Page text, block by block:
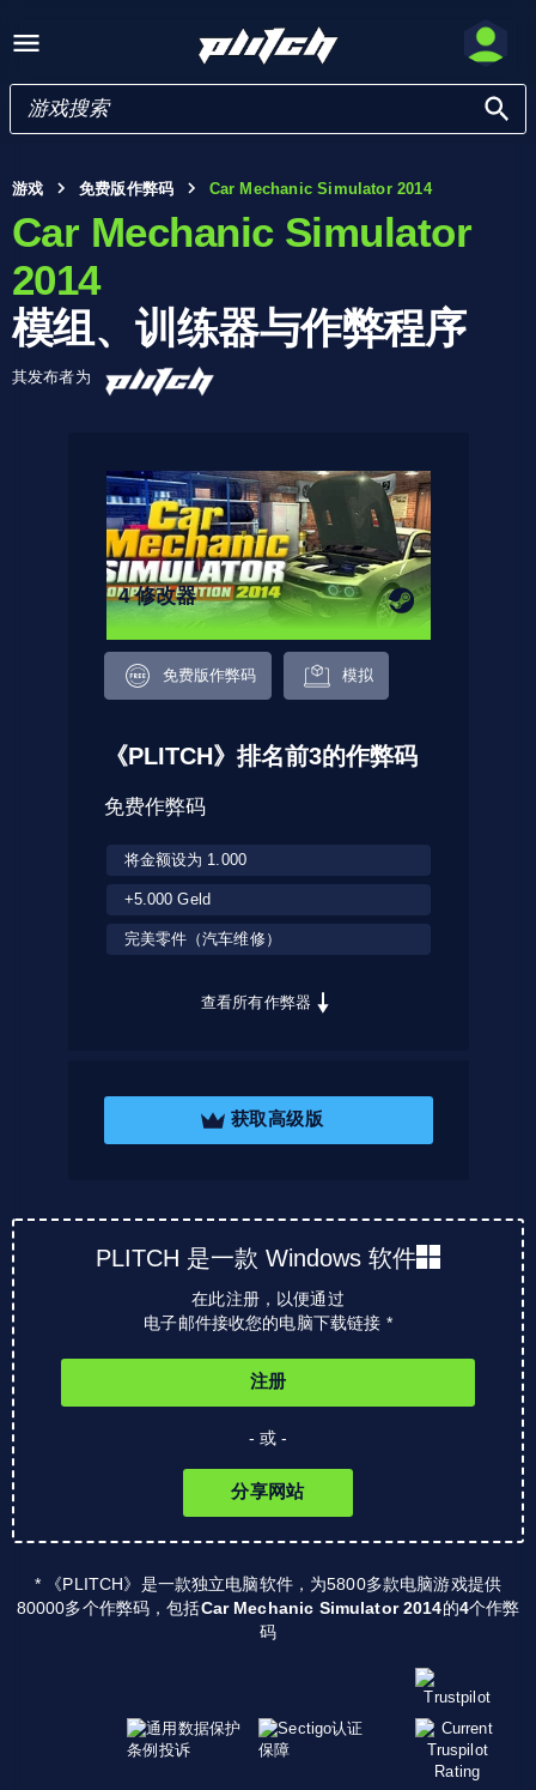
游戏 免费版作弊码 Car Mechanic Simulator 2014
Car Mechanic Simulator
2014
模组、训练器与作弊程序
其发布者为
4 修改器
免费版作弊码 模拟
《PLITCH》排名前3的作弊码
免费作弊码
将金额设为 1.000
+5.000 Geld
完美零件（汽车维修）
查看所有作弊器
获取高级版
PLITCH 是一款 Windows 软件
在此注册，以便通过
电子邮件接收您的电脑下载链接 *
注册
- 或 -
分享网站
* 《PLITCH》是一款独立电脑软件，为5800多款电脑游戏提供
80000多个作弊码，包括Car Mechanic Simulator 2014的4个作弊
码